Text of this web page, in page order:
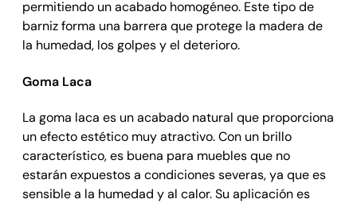
permitiendo un acabado homogéneo. Este tipo de
barniz forma una barrera que protege la madera de
la humedad, los golpes y el deterioro.
Goma Laca
La goma laca es un acabado natural que proporciona
un efecto estético muy atractivo. Con un brillo
característico, es buena para muebles que no
estarán expuestos a condiciones severas, ya que es
sensible a la humedad y al calor. Su aplicación es